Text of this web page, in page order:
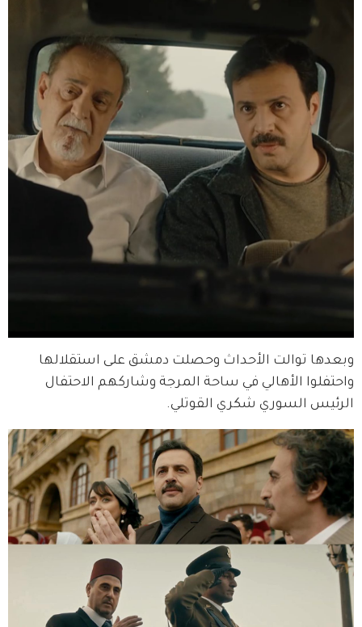
وبعدها توالت الأحداث وحصلت دمشق على استقلالها
واحتفلوا الأهالي في ساحة المرجة وشاركهم الاحتفال
الرئيس السوري شكري القوتلي.